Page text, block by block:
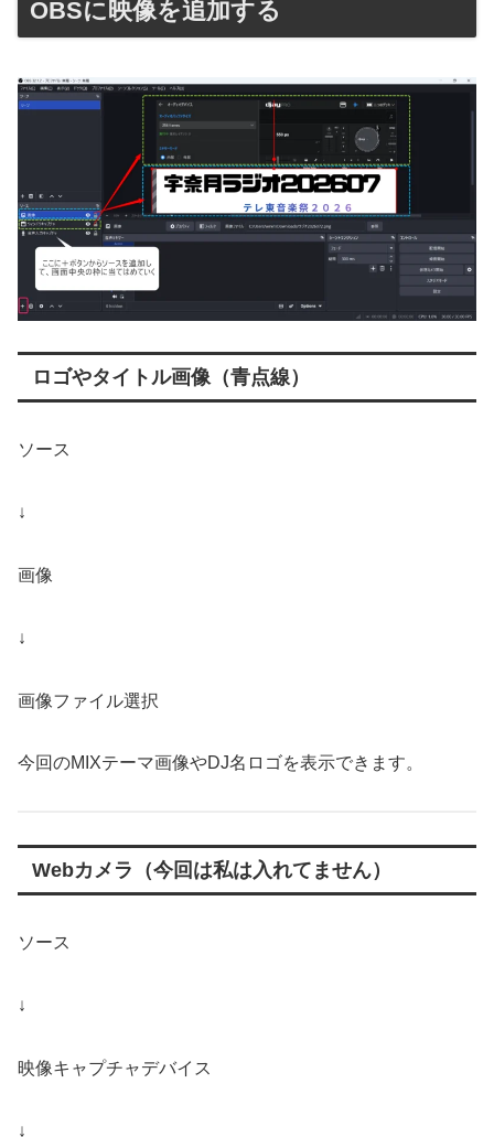
OBSに映像を追加する
ロゴやタイトル画像（青点線）
ソース
↓
画像
↓
画像ファイル選択
今回のMIXテーマ画像やDJ名ロゴを表示できます。
Webカメラ（今回は私は入れてません）
ソース
↓
映像キャプチャデバイス
↓